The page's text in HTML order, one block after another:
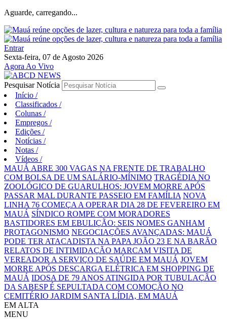
Aguarde, carregando...
Entrar
Sexta-feira, 07 de Agosto 2026
Agora Ao Vivo
Pesquisar Notícia
Início /
Classificados /
Colunas /
Empregos /
Edições /
Notícias /
Notas /
Vídeos /
MAUÁ ABRE 300 VAGAS NA FRENTE DE TRABALHO
COM BOLSA DE UM SALÁRIO-MÍNIMO TRAGÉDIA NO
ZOOLÓGICO DE GUARULHOS: JOVEM MORRE APÓS
PASSAR MAL DURANTE PASSEIO EM FAMÍLIA NOVA
LINHA 76 COMEÇA A OPERAR DIA 28 DE FEVEREIRO EM
MAUÁ SÍNDICO ROMPE COM MORADORES
BASTIDORES EM EBULIÇÃO: SEIS NOMES GANHAM
PROTAGONISMO NEGOCIAÇÕES AVANÇADAS: MAUÁ
PODE TER ATACADISTA NA PAPA JOÃO 23 E NA BARÃO
RELATOS DE INTIMIDAÇÃO MARCAM VISITA DE
VEREADOR A SERVIÇO DE SAÚDE EM MAUÁ JOVEM
MORRE APÓS DESCARGA ELÉTRICA EM SHOPPING DE
MAUÁ IDOSA DE 79 ANOS ATINGIDA POR TUBULAÇÃO
DA SABESP É SEPULTADA COM COMOÇÃO NO
CEMITÉRIO JARDIM SANTA LÍDIA, EM MAUÁ
EM ALTA
MENU